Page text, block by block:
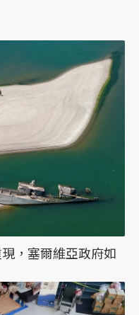
，塞爾維亞政府如